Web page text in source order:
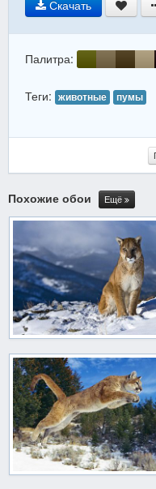
Скачать
Палитра:
Теги: животные пумы
Похожие обои Ещё